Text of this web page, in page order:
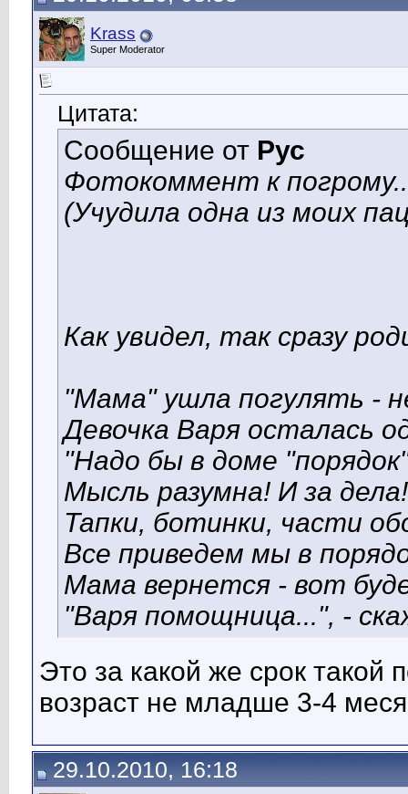
Krass
Super Moderator
Цитата:
Сообщение от Рус
Фотокоммент к
(Учудила одна из моих
Как увидел, так сразу
"Мама" ушла погулять -
Девочка Варя осталась
"Надо бы в доме
Мысль разумна! И за
Тапки, ботинки, части
Все приведем мы в
Мама вернется - вот
"Варя помощница...", -
Это за какой же срок
возраст не младше 3-4
29.10.2010, 16:18